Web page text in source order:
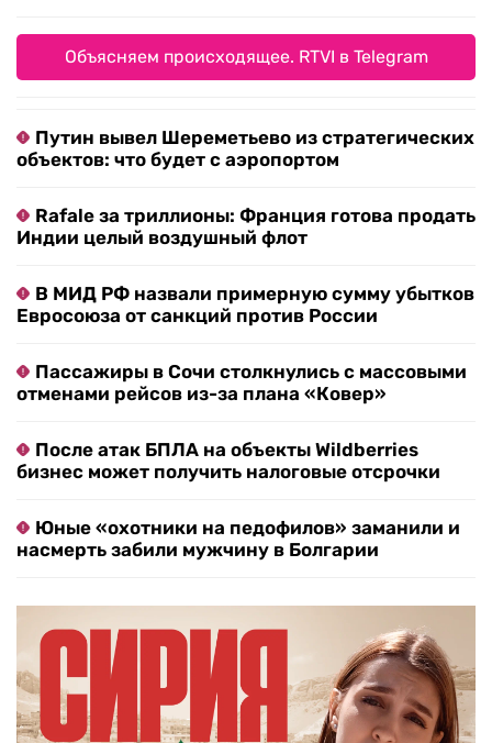
Объясняем происходящее. RTVI в Telegram
Путин вывел Шереметьево из стратегических
объектов: что будет с аэропортом
Rafale за триллионы: Франция готова продать
Индии целый воздушный флот
В МИД РФ назвали примерную сумму убытков
Евросоюза от санкций против России
Пассажиры в Сочи столкнулись с массовыми
отменами рейсов из-за плана «Ковер»
После атак БПЛА на объекты Wildberries
бизнес может получить налоговые отсрочки
Юные «охотники на педофилов» заманили и
насмерть забили мужчину в Болгарии